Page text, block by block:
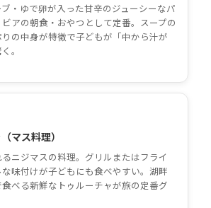
・ゆで卵が入った甘辛のジューシーなパ
アの朝食・おやつとして定番。スープの
の中身が特徴で子どもが「中から汁が
。
マス料理）
ニジマスの料理。グリルまたはフライ
味付けが子どもにも食べやすい。湖畔
べる新鮮なトゥルーチャが旅の定番グ